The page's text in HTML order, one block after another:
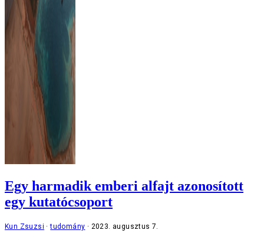
Egy harmadik emberi alfajt azonosított
egy kutatócsoport
Kun Zsuzsi tudomány 2023. augusztus 7.